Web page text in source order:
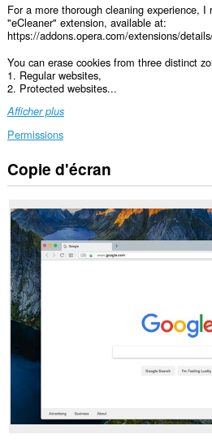
For a more thorough cleaning experience,
"eCleaner" extension, available at:
https://addons.opera.com/extensions/
You can erase cookies from three distinct
1. Regular websites,
2. Protected websites...
Afficher plus
Permissions
This
extension
clear
recent
browsing
history,
cookies,
downloads,
passwords
and
related
data.
Copie d'écran